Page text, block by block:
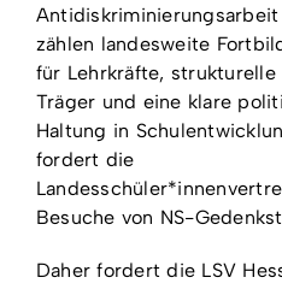
Antidiskriminierungsarbeit
zählen landesweite
für Lehrkräfte,
Träger und eine klare
Haltung in
fordert die
Besuche von NS-
Daher fordert die LSV